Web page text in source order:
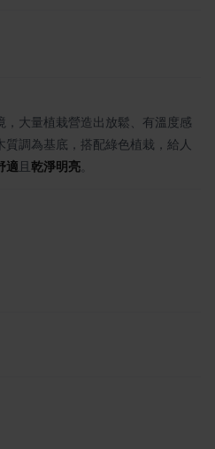
，大量植栽營造出放鬆、有溫度感
調為基底，搭配綠色植栽，給人
適 且 乾淨明亮